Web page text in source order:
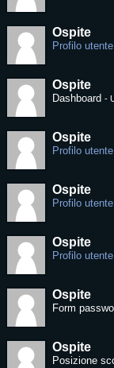
Ospite
Profilo
Ospite
Dashboard -
Ospite
Profilo
Ospite
Profilo
Ospite
Profilo
Ospite
Form
Ospite
Posizione